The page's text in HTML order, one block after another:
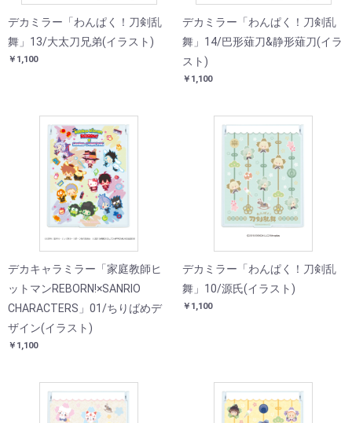
デカミラー「わんぱく！刀剣乱
舞」13/大太刀兄弟(イラスト)
￥1,100
デカミラー「わんぱく！刀剣乱
舞」14/巴形薙刀&静形薙刀(イラ
スト)
￥1,100
デカキャラミラー「家庭教師ヒ
ットマンREBORN!×SANRIO
CHARACTERS」01/ちりばめデ
ザイン(イラスト)
￥1,100
デカミラー「わんぱく！刀剣乱
舞」10/源氏(イラスト)
￥1,100